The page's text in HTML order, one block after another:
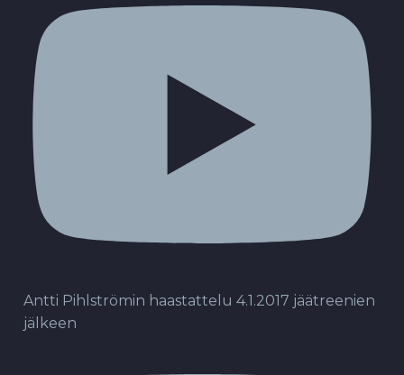
Antti Pihlströmin haastattelu 4.1.2017 jäätreenien
jälkeen